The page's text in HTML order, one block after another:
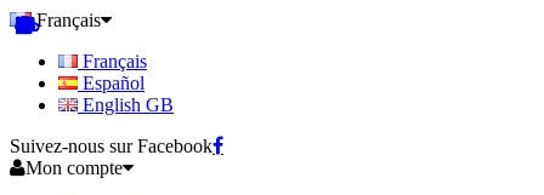
Français
Français
Español
English GB
Suivez-nous sur Facebook
Mon compte